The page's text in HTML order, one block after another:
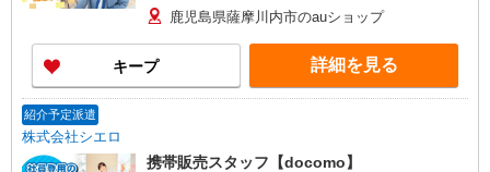
+゜・。○。・゜+゜・。○。・゜+゜ 入社祝い金10
万円支給(規定有) お友達を紹介頂くと, インセンテ
ィブ支給(規定有) ★月2回払い・週払い可能（規程
有）★ ゜・。○。・゜+゜・。○。・゜+゜
鹿児島県薩摩川内市のauショップ
キープ 詳細を見る
紹介予定派遣
株式会社シエロ
携帯販売スタッフ【docomo】